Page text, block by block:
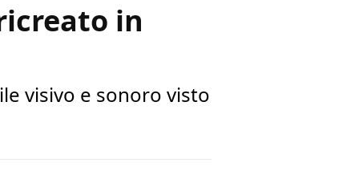
in
visivo e sonoro visto